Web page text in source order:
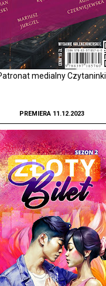
medialny Czytaninki
PREMIERA 11.12.2023